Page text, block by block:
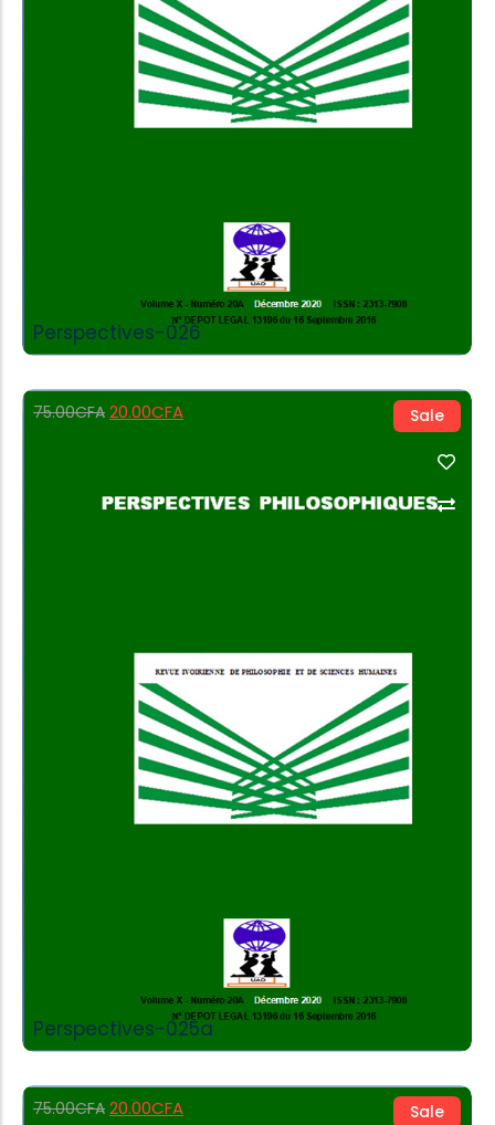
Perspectives-026
Add to Cart
Sale
75.00CFA 20.00CFA
Perspectives-025a
Add to Cart
Sale
75.00CFA 20.00CFA